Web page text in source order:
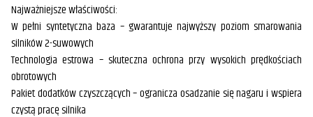
Najważniejsze właściwości:
W pełni syntetyczna baza – gwarantuje najwyższy poziom smarowania
silników 2-suwowych
Technologia estrowa – skuteczna ochrona przy wysokich prędkościach
obrotowych
Pakiet dodatków czyszczących – ogranicza osadzanie się nagaru i wspiera
czystą pracę silnika